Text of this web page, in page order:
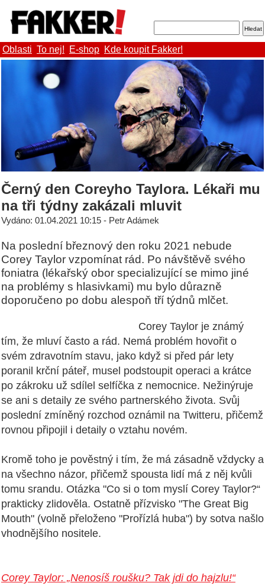
Oblasti To nej! E-shop Kde koupit Fakker!
Černý den Coreyho Taylora. Lékaři mu
na tři týdny zakázali mluvit
Vydáno: 01.04.2021 10:15 - Petr Adámek
Na poslední březnový den roku 2021 nebude
Corey Taylor vzpomínat rád. Po návštěvě svého
foniatra (lékařský obor specializující se mimo jiné
na problémy s hlasivkami) mu bylo důrazně
doporučeno po dobu alespoň tří týdnů mlčet.
Corey Taylor je známý
tím, že mluví často a rád. Nemá problém hovořit o
svém zdravotním stavu, jako když si před pár lety
poranil krční páteř, musel podstoupit operaci a krátce
po zákroku už sdílel selfíčka z nemocnice. Nežinýruje
se ani s detaily ze svého partnerského života. Svůj
poslední zmíněný rozchod oznámil na Twitteru, přičemž
rovnou připojil i detaily o vztahu novém.
Kromě toho je pověstný i tím, že má zásadně vždycky a
na všechno názor, přičemž spousta lidí má z něj kvůli
tomu srandu. Otázka "Co si o tom myslí Corey Taylor?“
prakticky zlidověla. Ostatně přízvisko "The Great Big
Mouth" (volně přeloženo "Prořízlá huba") by sotva našlo
vhodnějšího nositele.
Corey Taylor: „Nenosíš roušku? Tak jdi do hajzlu!“